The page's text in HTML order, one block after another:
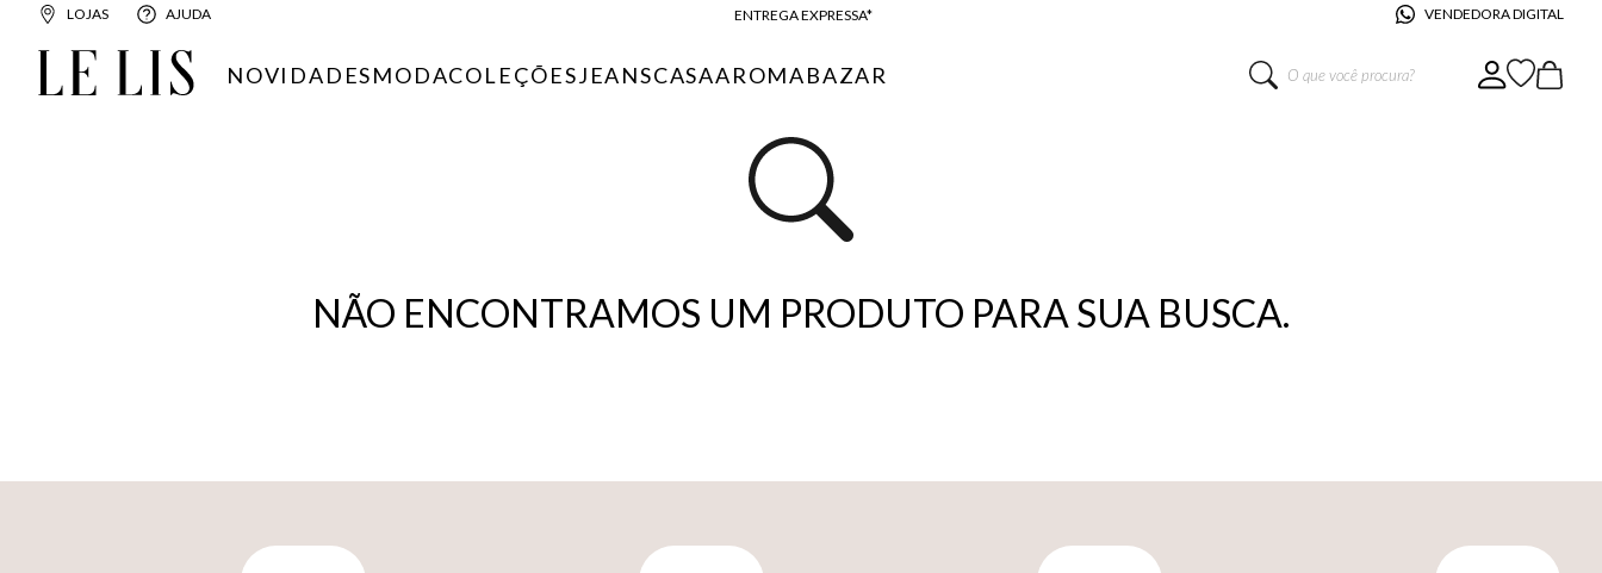
LOJAS AJUDA
ENTREGA EXPRESSA*
BAIXE O APP
VENDEDORA DIGITAL
NOVIDADESMODACOLEÇÕESJEANSCASAAROMABAZAR
O que você procura?
NÃO ENCONTRAMOS UM PRODUTO PARA SUA BUSCA.